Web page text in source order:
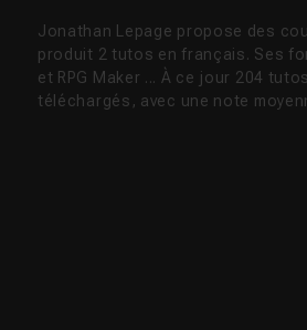
Jonathan Lepage propose des
produit 2 tutos en français. Ses
et RPG Maker ... À ce jour 204
téléchargés, avec une note